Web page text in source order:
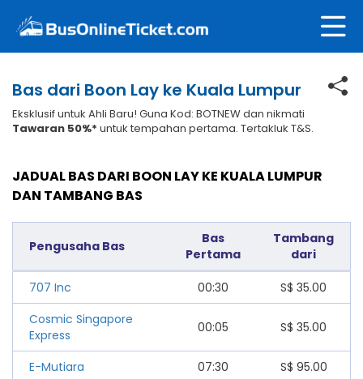
Bas dari Boon Lay ke Kuala Lumpur
Eksklusif untuk Ahli Baru! Guna Kod: BOTNEW dan nikmati
Tawaran 50%* untuk tempahan pertama. Tertakluk T&S.
JADUAL BAS DARI BOON LAY KE KUALA LUMPUR
DAN TAMBANG BAS
Pengusaha Bas
Bas
Pertama
Tambang
dari
707 Inc 00:30 S$ 35.00
Cosmic Singapore
Express
00:05 S$ 35.00
E-Mutiara 07:30 S$ 95.00